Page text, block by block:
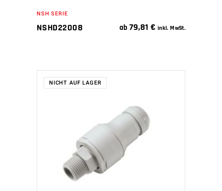
NSH SERIE
NSHD22008 ab 79,81€ inkl. MwSt.
NICHT AUF LAGER
WEITERLESEN